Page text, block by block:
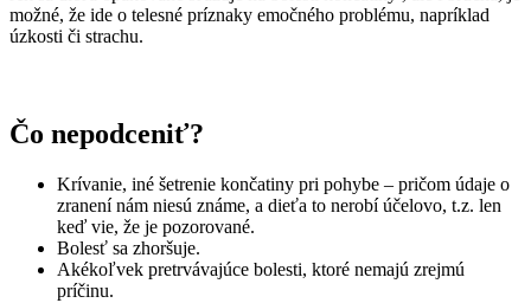
možné, že ide o telesné príznaky emočného problému, napríklad
úzkosti či strachu.
Čo nepodceniť?
Krívanie, iné šetrenie končatiny pri pohybe – pričom údaje o
zranení nám niesú známe, a dieťa to nerobí účelovo, t.z. len
keď vie, že je pozorované.
Bolesť sa zhoršuje.
Akékoľvek pretrvávajúce bolesti, ktoré nemajú zrejmú
príčinu.